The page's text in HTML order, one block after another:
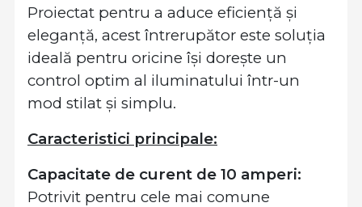
Proiectat pentru a aduce eficiență și
eleganță, acest întrerupător este soluția
ideală pentru oricine își dorește un
control optim al iluminatului într-un
mod stilat și simplu.
Caracteristici principale:
Capacitate de curent de 10 amperi:
Potrivit pentru cele mai comune